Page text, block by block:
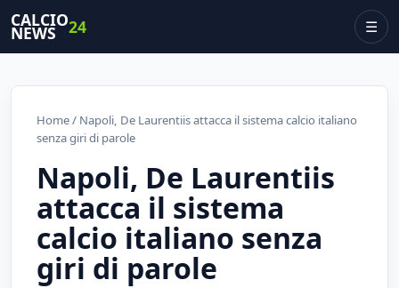
CALCIO
NEWS 24 ☰
Home/ Napoli, De Laurentiis attacca il sistema calcio italiano
senza giri di parole
Napoli, De Laurentiis
attacca il sistema
calcio italiano senza
giri di parole